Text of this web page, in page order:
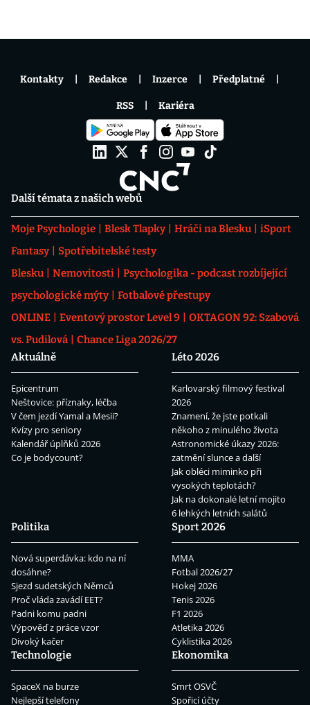
Další témata z našich webů
Moje Psychologie Blesk Tlapky Hráči na Blesku
iSport
Fantasy
Spotřebitelské testy
Blesku
Nemovitosti
Psychologika - podcast rozbíjející
psychologické mýty
Fotbalové přestupy
ONLINE
Eventový prostor Level 9
OKTAGON 92: Szabová
vs. Pudilová
Chance Liga 2026/27
Aktuálně
Epicentrum
Neštovice: příznaky, léčba
V čem jezdí Yamal a Mesii?
Kvízy pro seniory
Kalendář úplňků 2026
Co je bodycount?
Léto 2026
Karlovarský filmový festival
2026
Znamení, že jste potkali
někoho z minulého života
Astronomické úkazy 2026:
zatmění slunce a další
Jak obléci miminko při
vysokých teplotách?
Jak na dokonalé letní mojito
6 lehkých letních salátů
Politika
Nová superdávka: kdo na ní
dosáhne?
Sjezd sudetských Němců
Proč vláda zavádí EET?
Padni komu padni
Výpověď z práce vzor
Divoký kačer
Sport 2026
MMA
Fotbal 2026/27
Hokej 2026
Tenis 2026
F1 2026
Atletika 2026
Cyklistika 2026
Technologie
SpaceX na burze
Nejlepší telefony
Ekonomika
Smrt OSVČ
Spořicí účty
Kontakty Redakce Inzerce Předplatné
RSS Kariéra